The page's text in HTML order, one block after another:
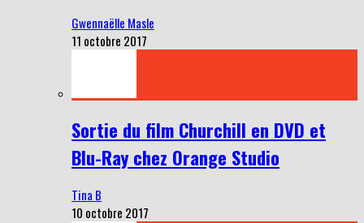
Gwennaëlle Masle
11 octobre 2017
Sortie du film Churchill en DVD et
Blu-Ray chez Orange Studio
Tina B
10 octobre 2017